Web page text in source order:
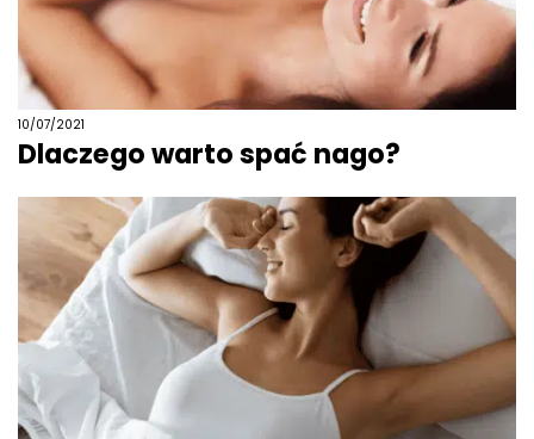
10/07/2021
Dlaczego warto spać nago?